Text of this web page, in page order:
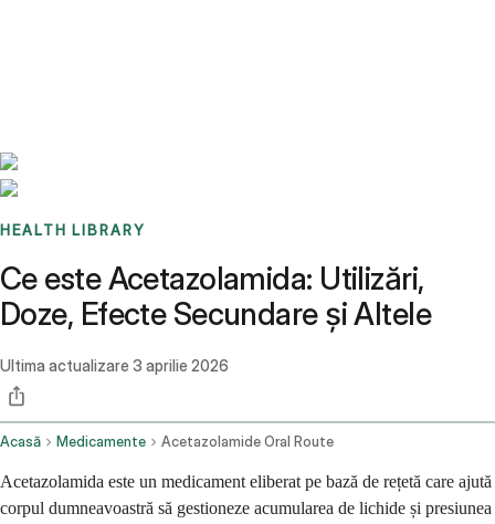
HEALTH LIBRARY
Ce este Acetazolamida: Utilizări,
Doze, Efecte Secundare și Altele
Ultima actualizare 3 aprilie 2026
Acasă Medicamente Acetazolamide Oral Route
Acetazolamida este un medicament eliberat pe bază de rețetă care ajută
corpul dumneavoastră să gestioneze acumularea de lichide și presiunea